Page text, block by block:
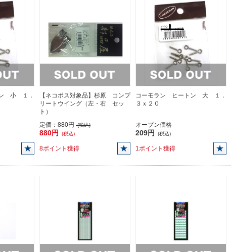
小 １．
【ネコポス対象品】杉原 コンプ
リートウイング（左・右 セッ
ト）
定価：880円 (税込)
880円 (税込)
8ポイント獲得
コーモラン ヒートン 大 １．
３ｘ２０
オープン価格
209円 (税込)
1ポイント獲得